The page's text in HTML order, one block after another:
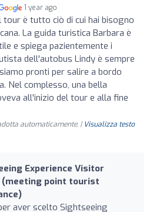
1 year ago
tour è tutto ciò di cui hai bisogno
La guida turistica Barbara è
e spiega pazientemente i
dell'autobus Lindy è sempre
pronti per salire a bordo
Nel complesso, una bella
all'inizio del tour e alla fine
automaticamente. | Visualizza testo
Experience Visitor
(meeting point tourist
aver scelto Sightseeing